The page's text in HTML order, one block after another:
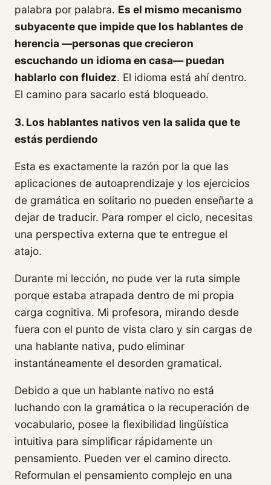
palabra por palabra. Es el mismo mecanismo
subyacente que impide que los hablantes de
herencia —personas que crecieron
escuchando un idioma en casa— puedan
hablarlo con fluidez. El idioma está ahí dentro.
El camino para sacarlo está bloqueado.
3. Los hablantes nativos ven la salida que te
estás perdiendo
Esta es exactamente la razón por la que las
aplicaciones de autoaprendizaje y los ejercicios
de gramática en solitario no pueden enseñarte a
dejar de traducir. Para romper el ciclo, necesitas
una perspectiva externa que te entregue el
atajo.
Durante mi lección, no pude ver la ruta simple
porque estaba atrapada dentro de mi propia
carga cognitiva. Mi profesora, mirando desde
fuera con el punto de vista claro y sin cargas de
una hablante nativa, pudo eliminar
instantáneamente el desorden gramatical.
Debido a que un hablante nativo no está
luchando con la gramática o la recuperación de
vocabulario, posee la flexibilidad lingüística
intuitiva para simplificar rápidamente un
pensamiento. Pueden ver el camino directo.
Reformulan el pensamiento complejo en una